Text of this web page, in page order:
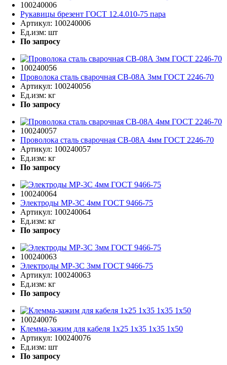
100240006
Рукавицы брезент ГОСТ 12.4.010-75 пара
Артикул: 100240006
Ед.изм: шт
По запросу
100240056
Проволока сталь сварочная СВ-08А 3мм ГОСТ 2246-70
Артикул: 100240056
Ед.изм: кг
По запросу
100240057
Проволока сталь сварочная СВ-08А 4мм ГОСТ 2246-70
Артикул: 100240057
Ед.изм: кг
По запросу
100240064
Электроды МР-3С 4мм ГОСТ 9466-75
Артикул: 100240064
Ед.изм: кг
По запросу
100240063
Электроды МР-3С 3мм ГОСТ 9466-75
Артикул: 100240063
Ед.изм: кг
По запросу
100240076
Клемма-зажим для кабеля 1х25 1х35 1х35 1х50
Артикул: 100240076
Ед.изм: шт
По запросу